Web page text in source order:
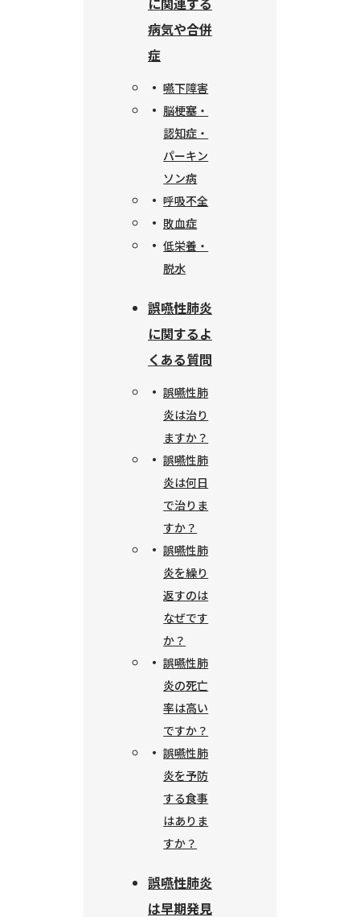
病気や合併
症
嚥下障害
脳梗塞・
認知症・
パーキン
ソン病
呼吸不全
敗血症
低栄養・
脱水
誤嚥性肺炎
に関するよ
くある質問
誤嚥性肺
炎は治り
ますか？
誤嚥性肺
炎は何日
で治りま
すか？
誤嚥性肺
炎を繰り
返すのは
なぜです
か？
誤嚥性肺
炎の死亡
率は高い
ですか？
誤嚥性肺
炎を予防
する食事
はありま
すか？
誤嚥性肺炎
は早期発見